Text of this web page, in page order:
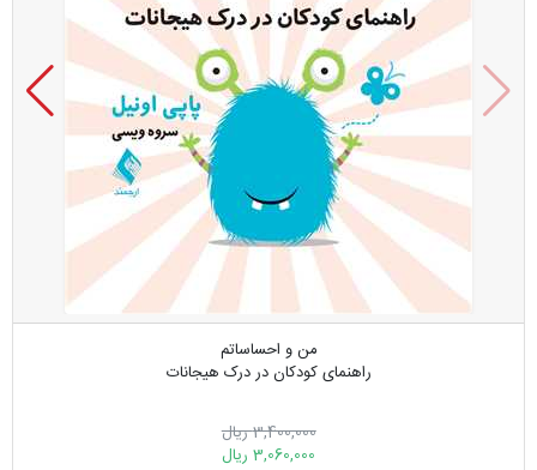
من و احساساتم
راهنمای کودکان در درک هیجانات
3,400,000 ریال
3,060,000 ریال